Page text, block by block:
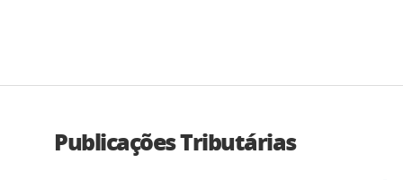
Publicações Tributárias